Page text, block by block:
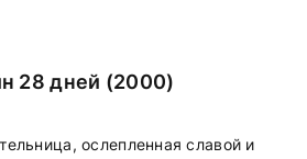
28 дней (2000)
ослепленная славой и